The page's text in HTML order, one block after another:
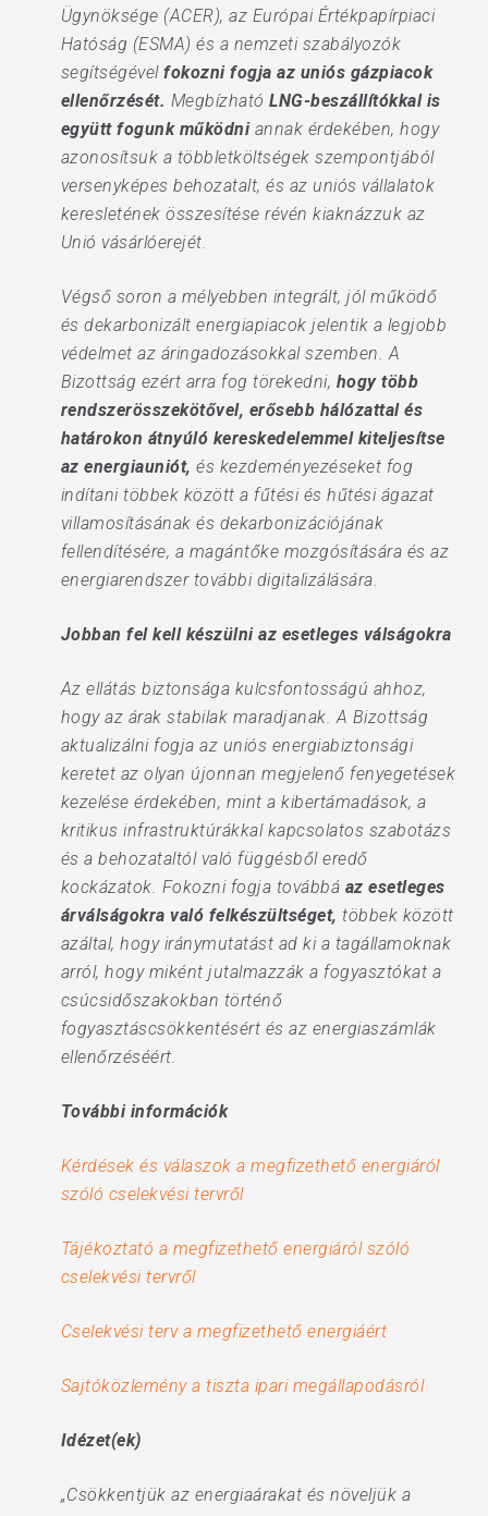
Ügynöksége (ACER), az Európai Értékpapírpiaci
Hatóság (ESMA) és a nemzeti szabályozók
segítségévelfokozni fogja az uniós gázpiacok
ellenőrzését. MegbízhatóLNG-beszállítókkal is
együtt fogunk működniannak érdekében, hogy
azonosítsuk a többletköltségek szempontjából
versenyképes behozatalt, és az uniós vállalatok
keresletének összesítése révén kiaknázzuk az
Unió vásárlóerejét.
Végső soron a mélyebben integrált, jól működő
és dekarbonizált energiapiacok jelentik a legjobb
védelmet az áringadozásokkal szemben. A
Bizottság ezért arra fog törekedni, hogy több
rendszerösszekötővel, erősebb hálózattal és
határokon átnyúló kereskedelemmel kiteljesítse
az energiauniót,és kezdeményezéseket fog
indítani többek között a fűtési és hűtési ágazat
villamosításának és dekarbonizációjának
fellendítésére, a magántőke mozgósítására és az
energiarendszer további digitalizálására.
Jobban fel kell készülni az esetleges válságokra
Az ellátás biztonsága kulcsfontosságú ahhoz,
hogy az árak stabilak maradjanak. A Bizottság
aktualizálni fogja az uniós energiabiztonsági
keretet az olyan újonnan megjelenő fenyegetések
kezelése érdekében, mint a kibertámadások, a
kritikus infrastruktúrákkal kapcsolatos szabotázs
és a behozataltól való függésből eredő
kockázatok. Fokozni fogja továbbá az esetleges
árválságokra való felkészültséget, többek között
azáltal, hogy iránymutatást ad ki a tagállamoknak
arról, hogy miként jutalmazzák a fogyasztókat a
csúcsidőszakokban történő
fogyasztáscsökkentésért és az energiaszámlák
ellenőrzéséért.
További információk
Kérdések és válaszok a megfizethető energiáról
szóló cselekvési tervről
Tájékoztató a megfizethető energiáról szóló
cselekvési tervről
Cselekvési terv a megfizethető energiáért
Sajtóközlemény a tiszta ipari megállapodásról
Idézet(ek)
„Csökkentjük az energiaárakat és növeljük a